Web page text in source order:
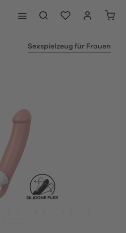
Sexspielzeug für Frauen